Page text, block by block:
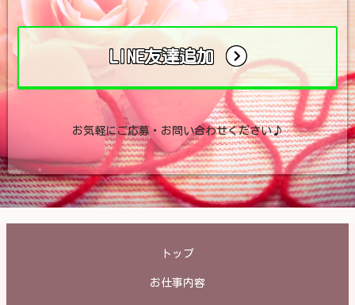
LINE友達追加
お気軽にご応募・お問い合わせください♪
トップ
お仕事内容